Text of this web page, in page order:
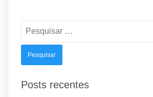
por:
Posts recentes